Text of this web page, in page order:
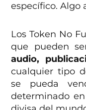
específico. Algo
Los Token No
que pueden
audio,
cualquier tipo
se pueda
determinado